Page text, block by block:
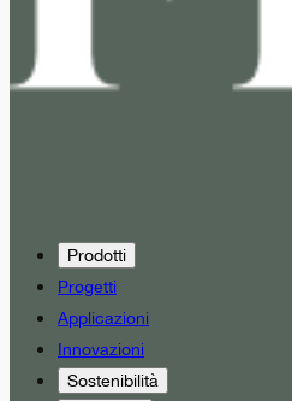
Prodotti
Progetti
Applicazioni
Innovazioni
Sostenibilità